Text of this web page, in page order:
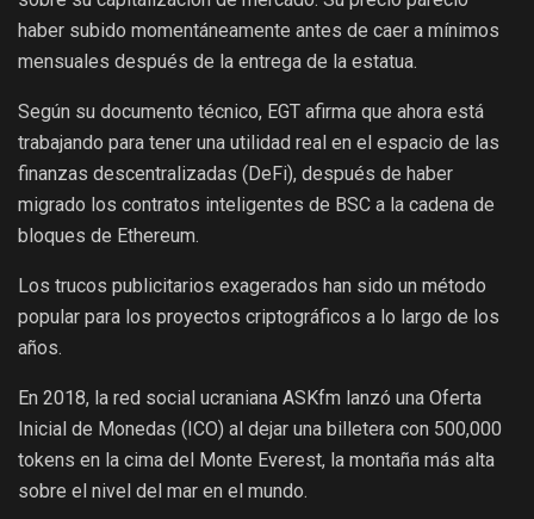
haber subido momentáneamente antes de caer a mínimos
mensuales después de la entrega de la estatua.
Según su documento técnico, EGT afirma que ahora está
trabajando para tener una utilidad real en el espacio de las
finanzas descentralizadas (DeFi), después de haber
migrado los contratos inteligentes de BSC a la cadena de
bloques de Ethereum.
Los trucos publicitarios exagerados han sido un método
popular para los proyectos criptográficos a lo largo de los
años.
En 2018, la red social ucraniana ASKfm lanzó una Oferta
Inicial de Monedas (ICO) al dejar una billetera con 500,000
tokens en la cima del Monte Everest, la montaña más alta
sobre el nivel del mar en el mundo.